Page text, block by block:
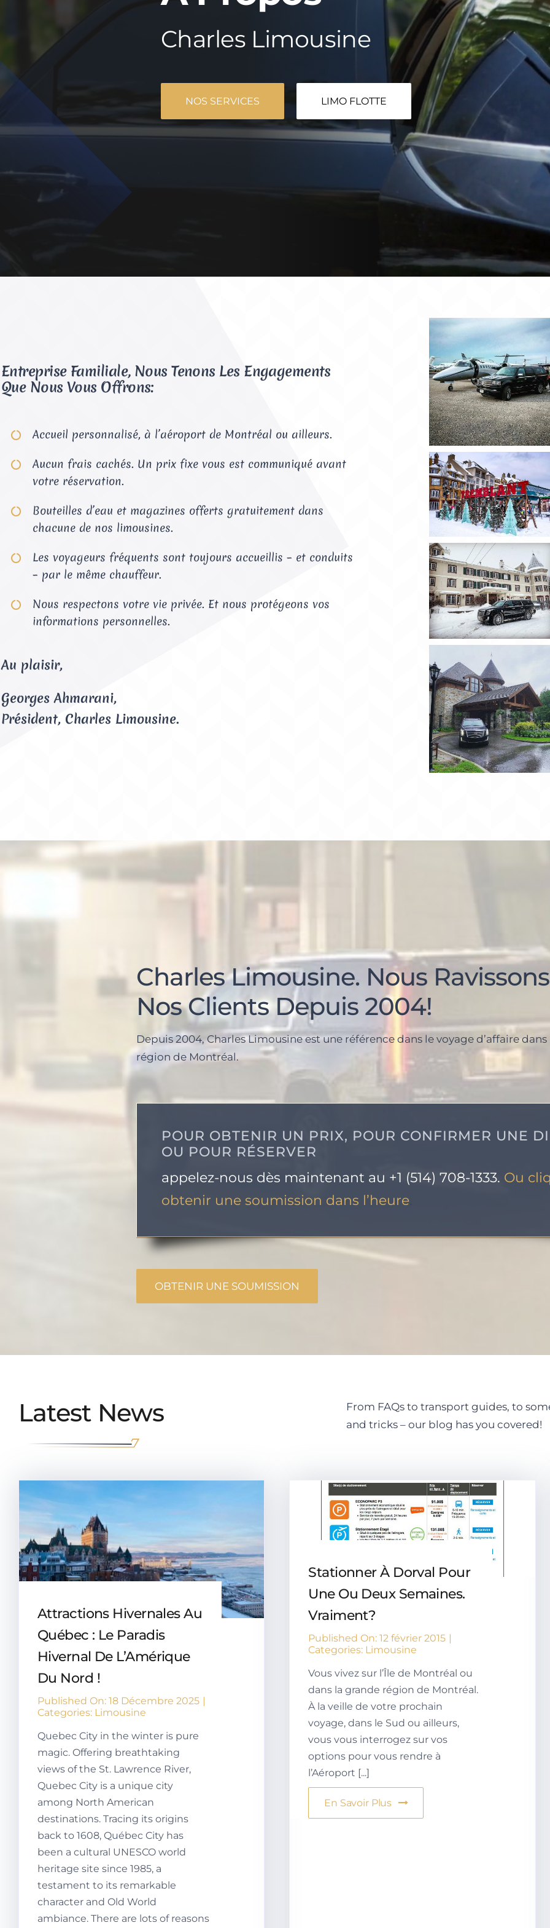
Charles Limousine
NOS SERVICES LIMO FLOTTE
Entreprise Familiale, Nous Tenons Les Engagements
Que Nous Vous Offrons:
Accueil personnalisé, à l’aéroport de Montréal ou ailleurs.
Aucun frais cachés. Un prix fixe vous est communiqué avant
votre réservation.
Bouteilles d’eau et magazines offerts gratuitement dans
chacune de nos limousines.
Les voyageurs fréquents sont toujours accueillis – et conduits
– par le même chauffeur.
Nous respectons votre vie privée. Et nous protégeons vos
informations personnelles.
Au plaisir,
Georges Ahmarani,
Président, Charles Limousine.
Charles Limousine. Nous Ravissons
Nos Clients Depuis 2004!
Depuis 2004, Charles Limousine est une référence dans le voyage d’affaire dans
région de Montréal.
POUR OBTENIR UN PRIX, POUR CONFIRMER UNE
OU POUR RÉSERVER
appelez-nous dès maintenant au +1 (514) 708-1333. Ou
obtenir une soumission dans l’heure
OBTENIR UNE SOUMISSION
Latest News
From FAQs to transport guides, to
and tricks – our blog has you covered!
Attractions Hivernales Au
Québec : Le Paradis
Hivernal De L’Amérique
Du Nord !
Published On: 18 Décembre 2025
Categories: Limousine
Quebec City in the winter is pure
magic. Offering breathtaking
views of the St. Lawrence River,
Quebec City is a unique city
among North American
destinations. Tracing its origins
back to 1608, Québec City has
been a cultural UNESCO world
heritage site since 1985, a
testament to its remarkable
character and Old World
ambiance. There are lots of reasons
Stationner À Dorval Pour
Une Ou Deux Semaines.
Vraiment?
Published On: 12 février 2015 |
Categories: Limousine
Vous vivez sur l’Île de Montréal ou
dans la grande région de Montréal.
À la veille de votre prochain
voyage, dans le Sud ou ailleurs,
vous vous interrogez sur vos
options pour vous rendre à
l’Aéroport [...]
En Savoir Plus